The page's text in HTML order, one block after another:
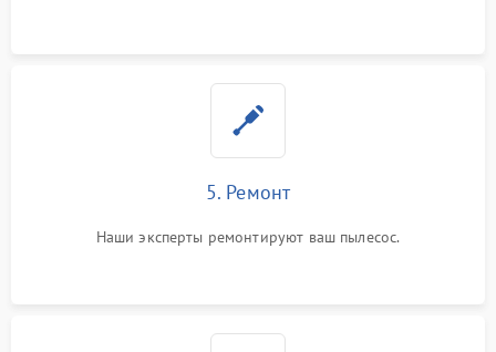
5. Ремонт
Наши эксперты ремонтируют ваш пылесос.